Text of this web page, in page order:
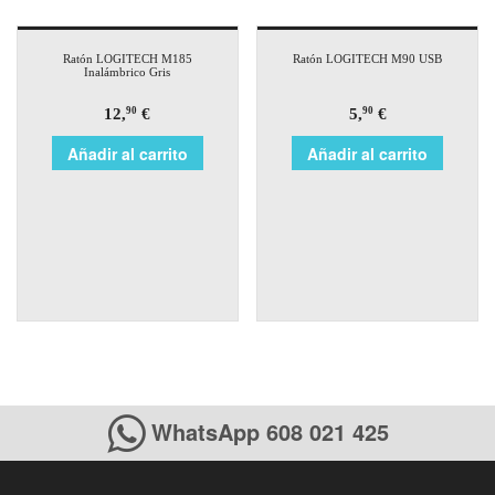
Ratón LOGITECH M185
Inalámbrico Gris
12,90 €
Añadir al carrito
Ratón LOGITECH M90 USB
5,90€
Añadir al carrito
WhatsApp 608 021 425